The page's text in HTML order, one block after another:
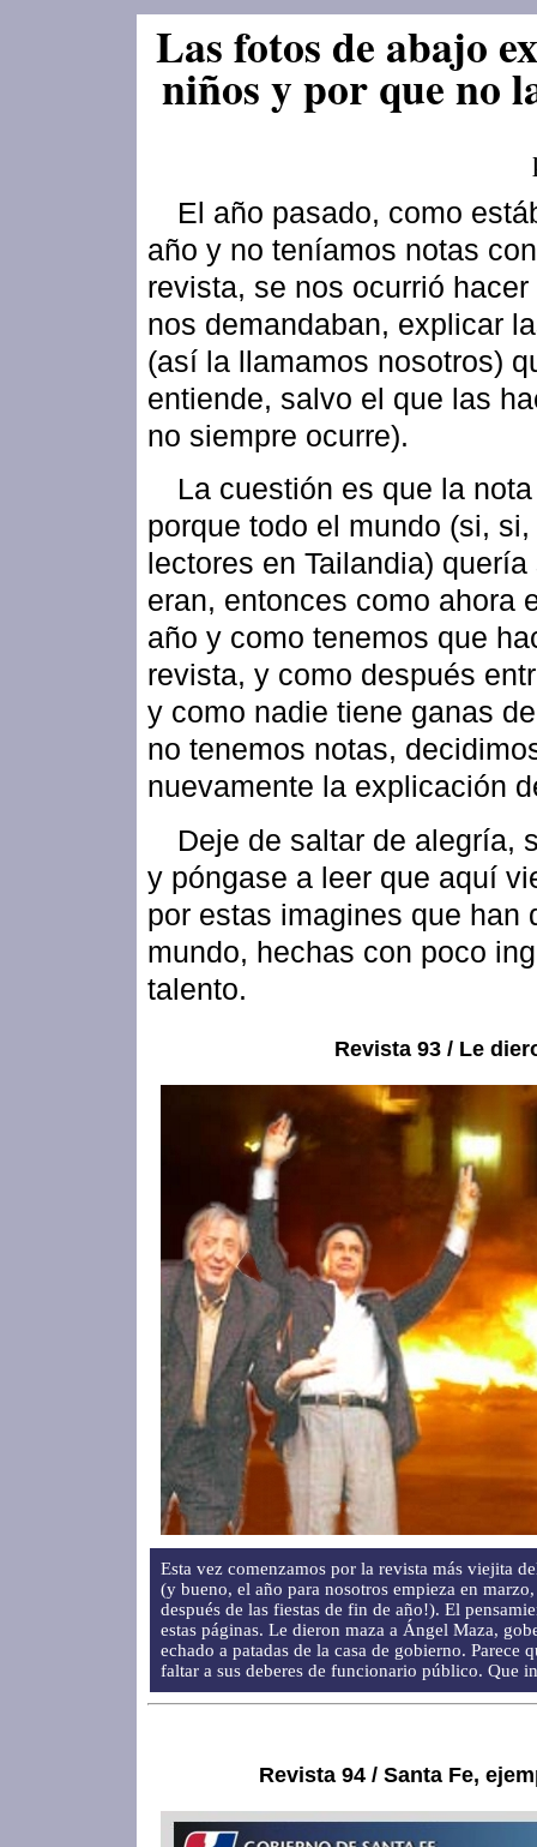
Las fotos de abajo
niños y por que no
El año pasado, como
año y no teníamos notas
revista, se nos ocurrió
nos demandaban, explicar
(así la llamamos nosotros)
entiende, salvo el que las
no siempre ocurre).
La cuestión es que la
porque todo el mundo (si,
lectores en Tailandia)
eran, entonces como ahora
año y como tenemos que
revista, y como después
y como nadie tiene ganas
no tenemos notas,
nuevamente la explicación
Deje de saltar de alegría,
y póngase a leer que aquí
por estas imagines que han
mundo, hechas con poco
talento.
Revista 93 / Le
Esta vez comenzamos por la revista más viejita
(y bueno, el año para nosotros empieza en
después de las fiestas de fin de año!). El
estas páginas. Le dieron maza a Ángel Maza,
echado a patadas de la casa de gobierno. Parece
faltar a sus deberes de funcionario público. Que
Revista 94 / Santa Fe,